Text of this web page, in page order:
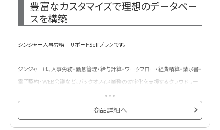
豊富なカスタマイズで理想のデータベー
スを構築
ジンジャー人事労務 サポートSelfプランです。
ジンジャーは、人事労務・勤怠管理・給与計算・ワークフロー・経費精算・請求書・
電子契約・WEB会議など、バックオフィス業務の効率化を支援するクラウドサー
バックオフィスに関わるすべてのデータをジンジャーに集約し、「1つのデータベー
ス」で管理することで、各システムでの情報の登録や変更の手間を削減します。
商品詳細へ